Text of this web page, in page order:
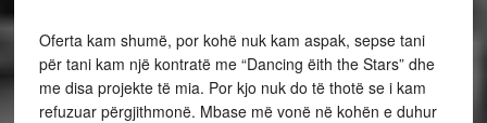
Oferta kam shumë, por kohë nuk kam aspak, sepse tani
për tani kam një kontratë me “Dancing ëith the Stars” dhe
me disa projekte të mia. Por kjo nuk do të thotë se i kam
refuzuar përgjithmonë. Mbase më vonë në kohën e duhur